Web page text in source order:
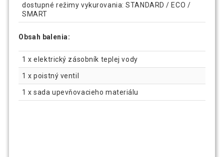
dostupné režimy vykurovania: STANDARD / ECO /
SMART
Obsah balenia:
1 x elektrický zásobník teplej vody
1 x poistný ventil
1 x sada upevňovacieho materiálu